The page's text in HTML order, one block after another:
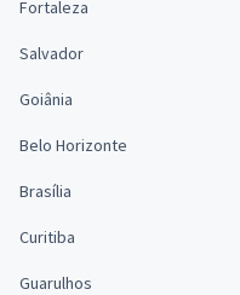
Fortaleza
Salvador
Goiânia
Belo Horizonte
Brasília
Curitiba
Guarulhos